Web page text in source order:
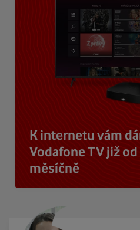
K internetu vám
Vodafone TV již
měsíčně